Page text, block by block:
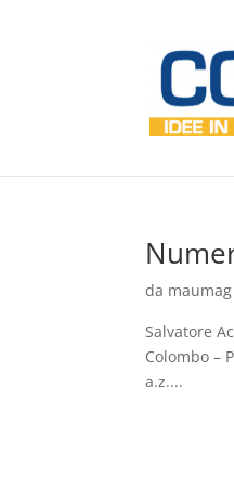
da maumag
Salvatore
Colombo –
a.z....